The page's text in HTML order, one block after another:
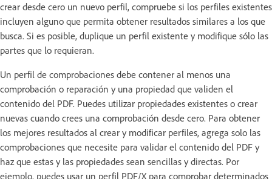
crear desde cero un nuevo perfil, compruebe si los perfiles existentes
incluyen alguno que permita obtener resultados similares a los que
busca. Si es posible, duplique un perfil existente y modifique sólo las
partes que lo requieran.
Un perfil de comprobaciones debe contener al menos una
comprobación o reparación y una propiedad que validen el
contenido del PDF. Puedes utilizar propiedades existentes o crear
nuevas cuando crees una comprobación desde cero. Para obtener
los mejores resultados al crear y modificar perfiles, agrega solo las
comprobaciones que necesite para validar el contenido del PDF y
haz que estas y las propiedades sean sencillas y directas. Por
ejemplo, puedes usar un perfil PDF/X para comprobar determinados